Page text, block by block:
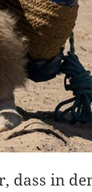
dass in